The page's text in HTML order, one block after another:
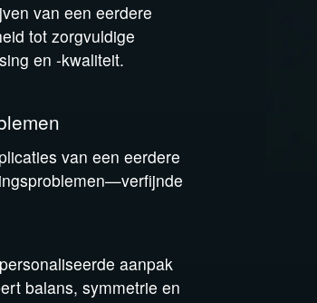
van een eerdere
tot zorgvuldige
en -kwaliteit.
van een eerdere
aanpak
balans, symmetrie en